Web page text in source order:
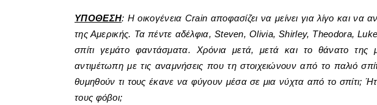
ΥΠΟΘΕΣΗ: Η οικογένεια Crain αποφασίζει να μείνει για λίγο και να
της Αμερικής. Τα πέντε αδέλφια, Steven, Olivia, Shirley, Theodora,
σπίτι γεμάτο φαντάσματα. Χρόνια μετά, μετά και το θάνατο της
αντιμέτωπη με τις αναμνήσεις που τη στοιχειώνουν από το παλιό
θυμηθούν τι τους έκανε να φύγουν μέσα σε μια νύχτα από το σπίτι;
τους φόβοι;